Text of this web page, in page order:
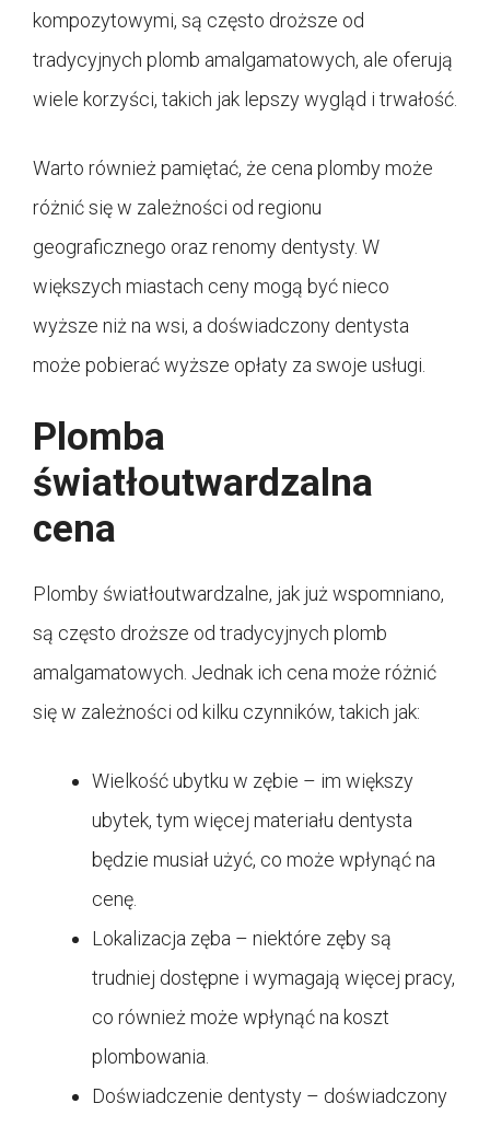
kompozytowymi, są często droższe od
tradycyjnych plomb amalgamatowych, ale oferują
wiele korzyści, takich jak lepszy wygląd i trwałość.
Warto również pamiętać, że cena plomby może
różnić się w zależności od regionu
geograficznego oraz renomy dentysty. W
większych miastach ceny mogą być nieco
wyższe niż na wsi, a doświadczony dentysta
może pobierać wyższe opłaty za swoje usługi.
Plomba
światłoutwardzalna
cena
Plomby światłoutwardzalne, jak już wspomniano,
są często droższe od tradycyjnych plomb
amalgamatowych. Jednak ich cena może różnić
się w zależności od kilku czynników, takich jak:
Wielkość ubytku w zębie – im większy
ubytek, tym więcej materiału dentysta
będzie musiał użyć, co może wpłynąć na
cenę.
Lokalizacja zęba – niektóre zęby są
trudniej dostępne i wymagają więcej pracy,
co również może wpłynąć na koszt
plombowania.
Doświadczenie dentysty – doświadczony